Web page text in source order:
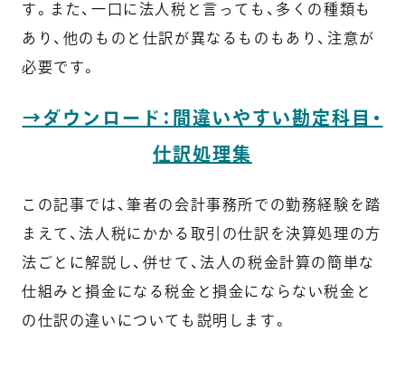
す。また、一口に法人税と言っても、多くの種類も
あり、他のものと仕訳が異なるものもあり、注意が
必要です。
→ダウンロード：間違いやすい勘定科目・
仕訳処理集
この記事では、筆者の会計事務所での勤務経験を踏
まえて、法人税にかかる取引の仕訳を決算処理の方
法ごとに解説し、併せて、法人の税金計算の簡単な
仕組みと損金になる税金と損金にならない税金と
の仕訳の違いについても説明します。